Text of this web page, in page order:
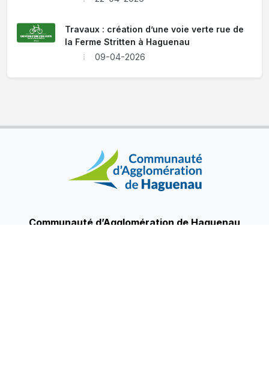
Travaux : création d’une voie verte rue de
la Ferme Stritten à Haguenau
09-04-2026
Communauté d’Agglomération de Haguenau